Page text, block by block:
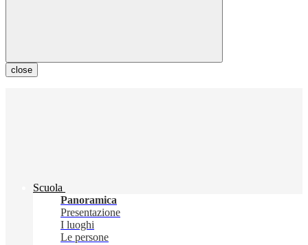
close
Scuola
Panoramica
Presentazione
I luoghi
Le persone